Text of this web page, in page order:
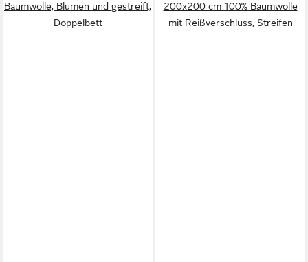
Baumwolle, Blumen und gestreift,
Doppelbett
200x200 cm 100% Baumwolle
mit Reißverschluss, Streifen